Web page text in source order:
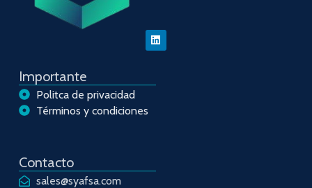
Importante
Politca de privacidad
Términos y condiciones
Contacto
sales@syafsa.com